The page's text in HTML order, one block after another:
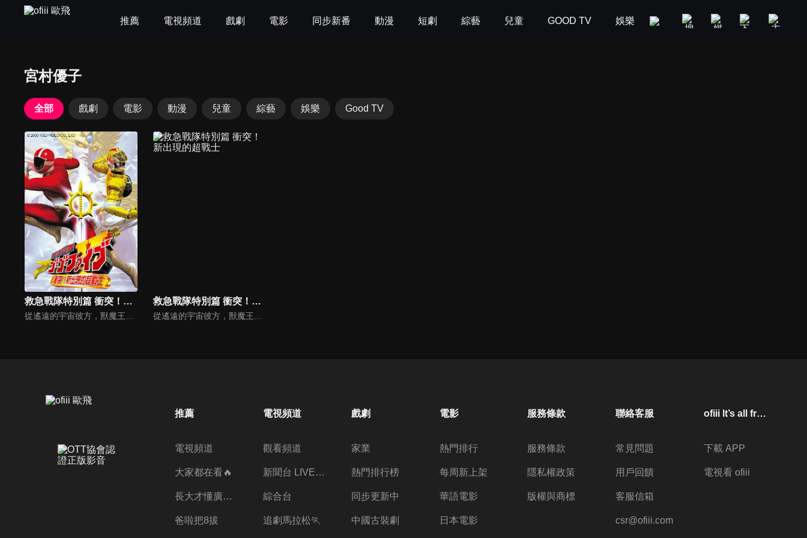
推薦 電視頻道 戲劇 電影 同步新番 動漫 短劇 綜藝 兒童 GOOD TV 娛樂 美食旅遊 新聞政論
宮村優子
全部 戲劇 電影 動漫 兒童 綜藝 娛樂 Good TV
救急戰隊特別篇 衝突！新出現的超戰士(國) 救急戰隊特別篇 衝突！新出現的超戰士
推薦
電視頻道
大家都在看🔥
長大才懂廣志的偉大
爸啦把8拔
電視頻道
觀看頻道
新聞台 LIVE 直播
綜合台
追劇馬拉松🏃
戲劇
家業
熱門排行榜
同步更新中
中國古裝劇
電影
熱門排行
每周新上架
華語電影
日本電影
服務條款
服務條款
隱私權政策
版權與商標
聯絡客服
常見問題
用戶回饋
客服信箱
csr@ofiii.com
ofiii lt’s all free
下載 APP
電視看 ofiii